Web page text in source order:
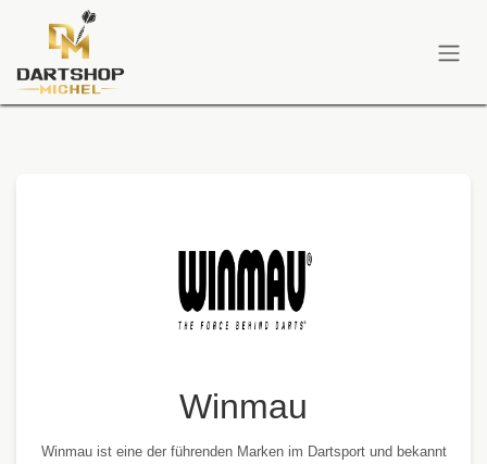
Zum Inhalt springen
Winmau
Winmau ist eine der führenden Marken im Dartsport und bekannt